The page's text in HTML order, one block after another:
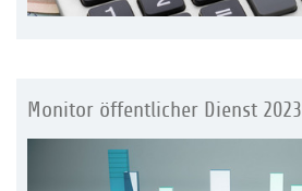
Monitor öffentlicher Dienst 2023